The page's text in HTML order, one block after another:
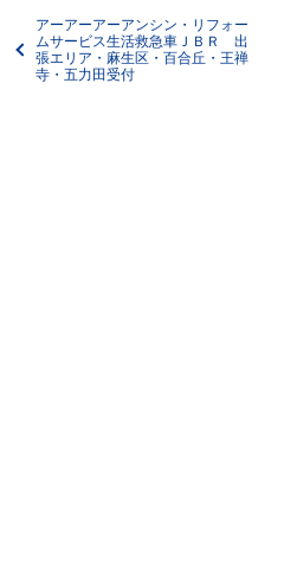
アーアーアーアンシン・リフォー
ムサービス生活救急車ＪＢＲ 出
張エリア・麻生区・百合丘・王禅
寺・五力田受付